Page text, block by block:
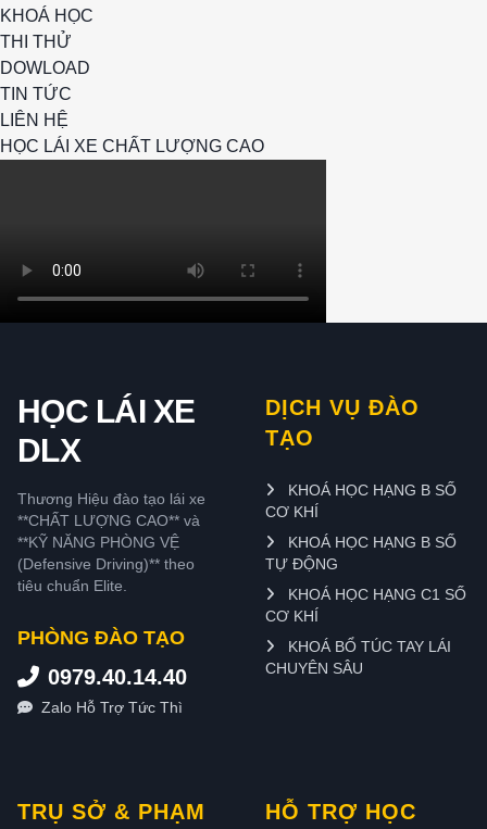
KHOÁ HỌC
THI THỬ
DOWLOAD
TIN TỨC
LIÊN HỆ
HỌC LÁI XE CHẤT LƯỢNG CAO
HỌC LÁI XE
DLX
Thương Hiệu đào tạo lái xe
**CHẤT LƯỢNG CAO** và
**KỸ NĂNG PHÒNG VỆ
(Defensive Driving)** theo
tiêu chuẩn Elite.
PHÒNG ĐÀO TẠO
0979.40.14.40
Zalo Hỗ Trợ Tức Thì
DỊCH VỤ ĐÀO
TẠO
KHOÁ HỌC HẠNG B SỐ
CƠ KHÍ
KHOÁ HỌC HẠNG B SỐ
TỰ ĐỘNG
KHOÁ HỌC HẠNG C1 SỐ
CƠ KHÍ
KHOÁ BỔ TÚC TAY LÁI
CHUYÊN SÂU
TRỤ SỞ & PHẠM
HỖ TRỢ HỌC